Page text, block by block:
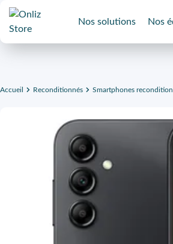
Nos solutions Nos
Accueil Reconditionnés Smartphones